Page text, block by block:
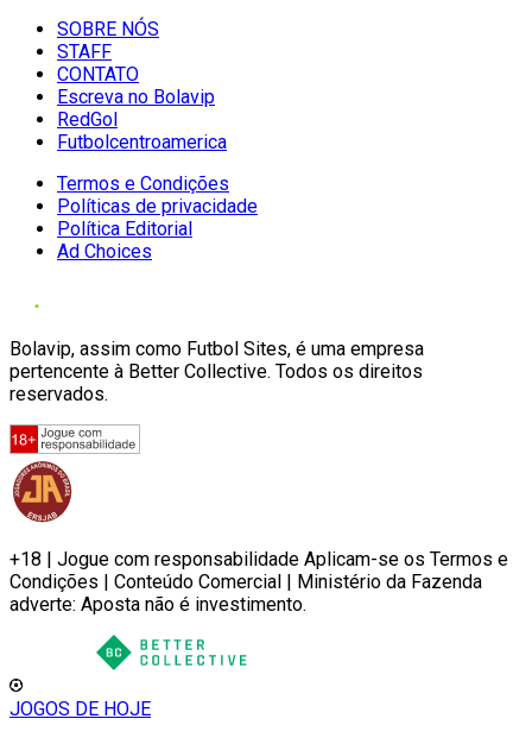
SOBRE NÓS
STAFF
CONTATO
Escreva no Bolavip
RedGol
Futbolcentroamerica
Termos e Condições
Políticas de privacidade
Política Editorial
Ad Choices
Bolavip, assim como Futbol Sites, é uma empresa
pertencente à Better Collective. Todos os direitos
reservados.
+18 | Jogue com responsabilidade Aplicam-se os Termos e
Condições | Conteúdo Comercial | Ministério da Fazenda
adverte: Aposta não é investimento.
JOGOS DE HOJE